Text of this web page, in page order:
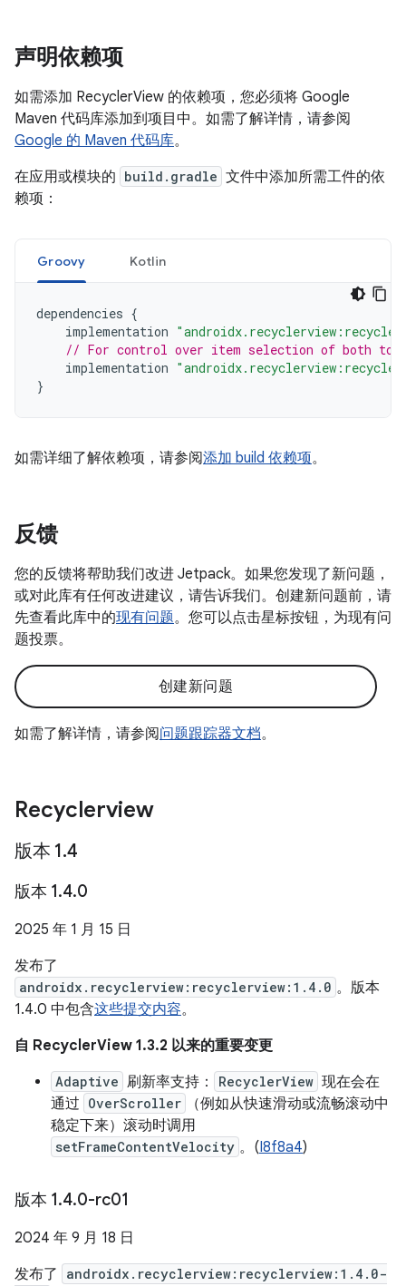
声明依赖项
如需添加 RecyclerView 的依赖项，您必须将 Google
Maven 代码库添加到项目中。如需了解详情，请参阅
Google 的 Maven 代码库。
在应用或模块的 build.gradle 文件中添加所需工件的依
赖项：
Groovy Kotlin
dependencies {
implementation
// For control over item selection of both
implementation
}
如需详细了解依赖项，请参阅添加 build 依赖项。
反馈
您的反馈将帮助我们改进 Jetpack。如果您发现了新问题，
或对此库有任何改进建议，请告诉我们。创建新问题前，请
先查看此库中的现有问题。您可以点击星标按钮，为现有问
题投票。
创建新问题
如需了解详情，请参阅问题跟踪器文档。
Recyclerview
版本 1.4
版本 1.4.0
2025 年 1 月 15 日
发布了
androidx.recyclerview:recyclerview:1.4.0 。版本
1.4.0 中包含这些提交内容。
自 RecyclerView 1.3.2 以来的重要变更
Adaptive 刷新率支持： RecyclerView 现在会在
通过 OverScroller
（例如从快速滑动或流畅滚动中
稳定下来）滚动时调用
setFrameContentVelocity 。(I8f8a4)
版本 1.4.0-rc01
2024 年 9 月 18 日
发布了
androidx.recyclerview:recyclerview:1.4.0-